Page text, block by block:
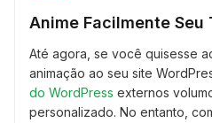
Anime Facilmente Seu
Até agora, se você quisesse
animação ao seu site
do WordPress externos
personalizado. No entanto,